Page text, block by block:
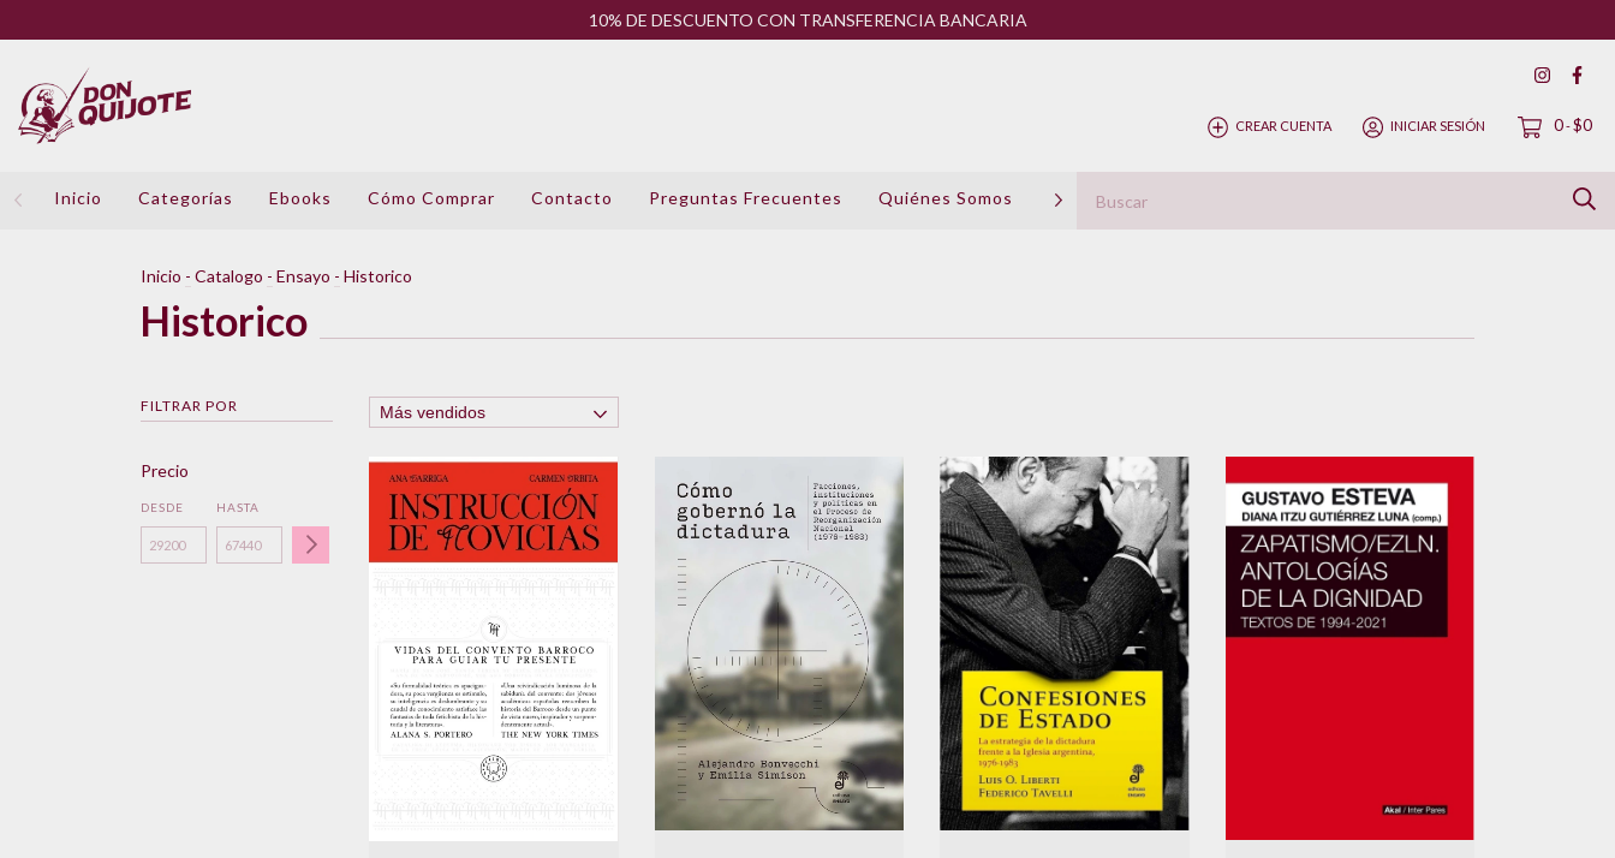
10% DE DESCUENTO CON TRANSFERENCIA BANCARIA
CREAR CUENTA INICIAR SESIÓN 0-$0
Inicio Categorías Ebooks Cómo Comprar Contacto Preguntas Frecuentes Quiénes Somos Política de Devolución
Inicio - Catalogo - Ensayo - Historico
Historico
FILTRAR POR
Precio
DESDE HASTA